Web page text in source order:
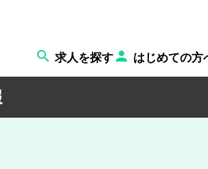
 求人を探す  はじめての方